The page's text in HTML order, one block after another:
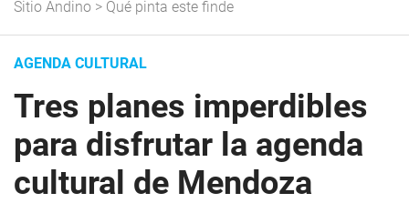
Sitio Andino > Qué pinta este finde
AGENDA CULTURAL
Tres planes imperdibles
para disfrutar la agenda
cultural de Mendoza